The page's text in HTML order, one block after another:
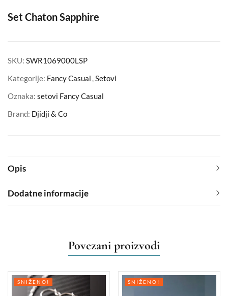
Set Chaton Sapphire
SKU: SWR1069000LSP
Kategorije: Fancy Casual ,Setovi
Oznaka: setovi Fancy Casual
Brand: Djidji & Co
Opis
Dodatne informacije
Povezani proizvodi
SNIŽENO! SNIŽENO!